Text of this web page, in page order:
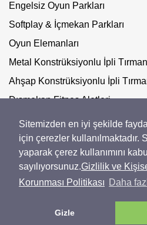
Sitemizden en iyi şekilde
için çerezler kullanılmaktadır.
yaparak çerez kullanımını
sayılıyorsunuz.Gizlilik ve
Korunması Politikası
Daha
Gizle
Engelsiz Oyun Parkları
Softplay & İçmekan Parkları
Oyun Elemanları
Metal Konstrüksiyonlu İpli
Ahşap Konstrüksiyonlu İpli
Dışmekan Fitnes Aletleri
Macera Serisi Ürünleri
Trambolinler
Yeni Nesil Dışmekan Kondisyon
Workout Serisi Esneme Aletleri
© 2025 Mertoğlu Kent Mobilyaları
serifikalarına sahiptir.